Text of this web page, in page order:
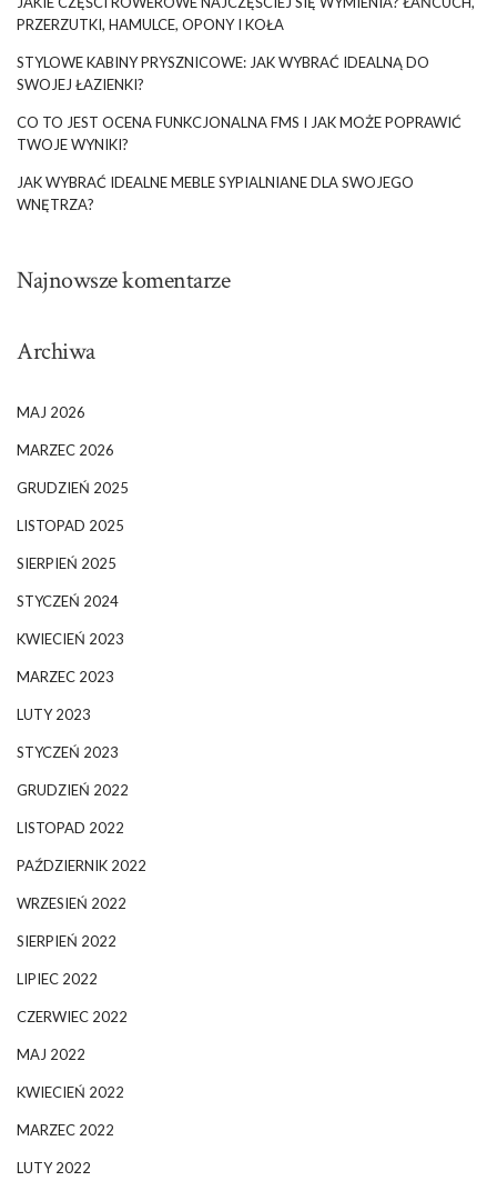
PRZERZUTKI, HAMULCE, OPONY I KOŁA
STYLOWE KABINY PRYSZNICOWE: JAK WYBRAĆ IDEALNĄ DO
SWOJEJ ŁAZIENKI?
CO TO JEST OCENA FUNKCJONALNA FMS I JAK MOŻE POPRAWIĆ
TWOJE WYNIKI?
JAK WYBRAĆ IDEALNE MEBLE SYPIALNIANE DLA SWOJEGO
WNĘTRZA?
Najnowsze komentarze
Archiwa
MAJ 2026
MARZEC 2026
GRUDZIEŃ 2025
LISTOPAD 2025
SIERPIEŃ 2025
STYCZEŃ 2024
KWIECIEŃ 2023
MARZEC 2023
LUTY 2023
STYCZEŃ 2023
GRUDZIEŃ 2022
LISTOPAD 2022
PAŹDZIERNIK 2022
WRZESIEŃ 2022
SIERPIEŃ 2022
LIPIEC 2022
CZERWIEC 2022
MAJ 2022
KWIECIEŃ 2022
MARZEC 2022
LUTY 2022